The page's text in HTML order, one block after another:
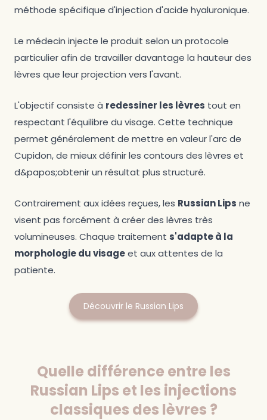
méthode spécifique d'injection d'acide hyaluronique.
Le médecin injecte le produit selon un protocole
particulier afin de travailler davantage la hauteur des
lèvres que leur projection vers l'avant.
L'objectif consiste à redessiner les lèvres tout en
respectant l'équilibre du visage. Cette technique
permet généralement de mettre en valeur l'arc de
Cupidon, de mieux définir les contours des lèvres et
d&papos;obtenir un résultat plus structuré.
Contrairement aux idées reçues, les Russian Lips ne
visent pas forcément à créer des lèvres très
volumineuses. Chaque traitement s'adapte à la
morphologie du visageet aux attentes de la
patiente.
Découvrir le Russian Lips
Quelle différence entre les
Russian Lips et les injections
classiques des lèvres ?